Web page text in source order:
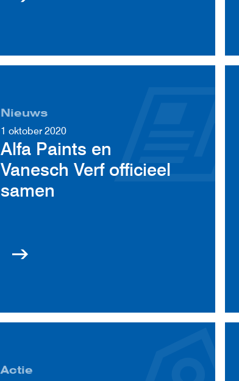
Nieuws
1 oktober 2020
Alfa Paints en
Vanesch Verf officieel
samen
Actie